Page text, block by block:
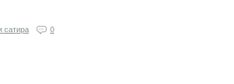
сатира 0